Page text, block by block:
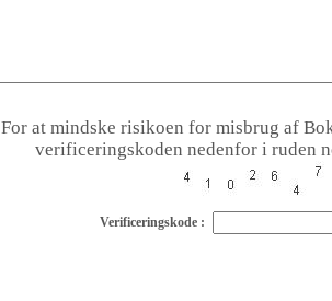
For at mindske risikoen for misbrug af
verificeringskoden nedenfor i ruden
Verificeringskode :